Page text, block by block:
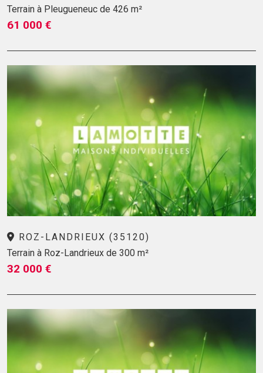
Terrain à Pleugueneuc de 426 m²
61 000 €
ROZ-LANDRIEUX (35120)
Terrain à Roz-Landrieux de 300 m²
32 000 €